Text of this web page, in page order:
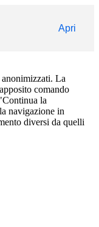
Apri
La
comando
la
navigazione in
diversi da quelli